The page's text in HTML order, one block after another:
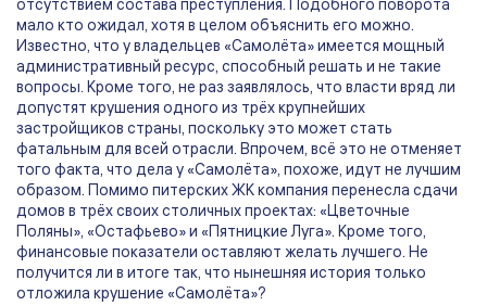
отсутствием состава преступления. Подобного поворота
мало кто ожидал, хотя в целом объяснить его можно.
Известно, что у владельцев «Самолёта» имеется мощный
административный ресурс, способный решать и не такие
вопросы. Кроме того, не раз заявлялось, что власти вряд ли
допустят крушения одного из трёх крупнейших
застройщиков страны, поскольку это может стать
фатальным для всей отрасли. Впрочем, всё это не отменяет
того факта, что дела у «Самолёта», похоже, идут не лучшим
образом. Помимо питерских ЖК компания перенесла сдачи
домов в трёх своих столичных проектах: «Цветочные
Поляны», «Остафьево» и «Пятницкие Луга». Кроме того,
финансовые показатели оставляют желать лучшего. Не
получится ли в итоге так, что нынешняя история только
отложила крушение «Самолёта»?